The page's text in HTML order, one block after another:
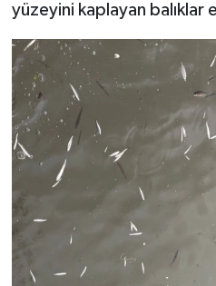
yüzeyini kaplayan balıklar